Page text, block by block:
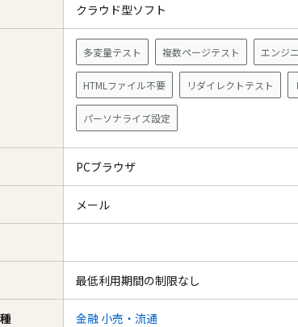
クラウド型ソフト
多変量テスト 複数ページテスト エンジ
HTMLファイル不要 リダイレクトテスト
パーソナライズ設定
PCブラウザ
メール
最低利用期間の制限なし
金融 小売・流通